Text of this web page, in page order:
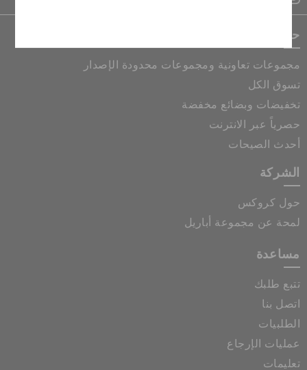
حصريات كروكس
مجموعات تعاونية ومجموعات محدودة الإصدار
تسوق الكل
تخفيضات وبضائع مخفضة
حصرياً عبر الانترنت
أحدث الصيحات
الشركة
حول كروكس
لمحة عن مجموعة أباريل
مساعدة
تتبع طلبك
اتصل بنا
الطلبيات
عمليات الإرجاع
تعليمات